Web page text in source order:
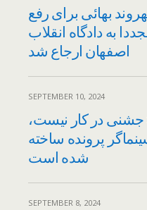
۱۵ شهروند بهائی برای رفع
به دادگاه انقلاب
اصفهان ارجاع شد
SEPTEMBER 10, 2024
جشنی در کار نیست،
۳۰۰ سینماگر پرونده ساخته
شده است
SEPTEMBER 8, 2024